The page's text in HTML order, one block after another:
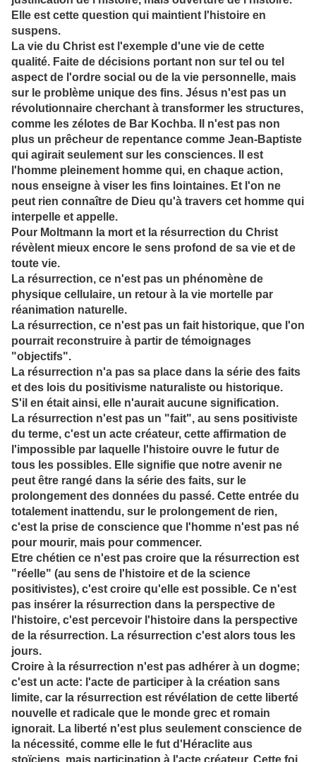
Elle est cette question qui maintient l'histoire en
suspens.
La vie du Christ est l'exemple d'une vie de cette
qualité. Faite de décisions portant non sur tel ou tel
aspect de l'ordre social ou de la vie personnelle, mais
sur le problème unique des fins. Jésus n'est pas un
révolutionnaire cherchant à transformer les structures,
comme les zélotes de Bar Kochba. Il n'est pas non
plus un prêcheur de repentance comme Jean-Baptiste
qui agirait seulement sur les consciences. Il est
l'homme pleinement homme qui, en chaque action,
nous enseigne à viser les fins lointaines. Et l'on ne
peut rien connaître de Dieu qu'à travers cet homme qui
interpelle et appelle.
Pour Moltmann la mort et la résurrection du Christ
révèlent mieux encore le sens profond de sa vie et de
toute vie.
La résurrection, ce n'est pas un phénomène de
physique cellulaire, un retour à la vie mortelle par
réanimation naturelle.
La résurrection, ce n'est pas un fait historique, que l'on
pourrait reconstruire à partir de témoignages
"objectifs".
La résurrection n'a pas sa place dans la série des faits
et des lois du positivisme naturaliste ou historique.
S'il en était ainsi, elle n'aurait aucune signification.
La résurrection n'est pas un "fait", au sens positiviste
du terme, c'est un acte créateur, cette affirmation de
l'impossible par laquelle l'histoire ouvre le futur de
tous les possibles. Elle signifie que notre avenir ne
peut être rangé dans la série des faits, sur le
prolongement des données du passé. Cette entrée du
totalement inattendu, sur le prolongement de rien,
c'est la prise de conscience que l'homme n'est pas né
pour mourir, mais pour commencer.
Etre chétien ce n'est pas croire que la résurrection est
"réelle" (au sens de l'histoire et de la science
positivistes), c'est croire qu'elle est possible. Ce n'est
pas insérer la résurrection dans la perspective de
l'histoire, c'est percevoir l'histoire dans la perspective
de la résurrection. La résurrection c'est alors tous les
jours.
Croire à la résurrection n'est pas adhérer à un dogme;
c'est un acte: l'acte de participer à la création sans
limite, car la résurrection est révélation de cette liberté
nouvelle et radicale que le monde grec et romain
ignorait. La liberté n'est plus seulement conscience de
la nécessité, comme elle le fut d'Héraclite aus
stoïciens, mais participation à l'acte créateur. Cette foi